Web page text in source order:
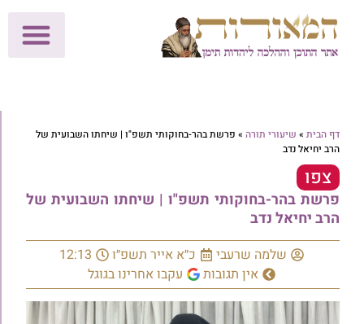
דף הבית » שיעורי תורה » פרשת בהר-בחוקותי תשפ"ו | שיחתו השבועית של
הרב יחיאל נדב
צפו
פרשת בהר-בחוקותי תשפ"ו | שיחתו השבועית של
הרב יחיאל נדב
שלמה שרעבי כ״א אייר תשפ״ו
12:13
אין תגובות
עקבו אחרינו בגוגל